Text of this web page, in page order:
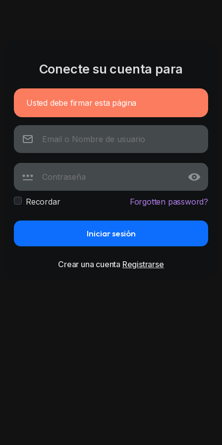
Conecte su cuenta para
Usted debe firmar esta página
Recordar Forgotten password?
Iniciar sesión
Crear una cuenta Registrarse